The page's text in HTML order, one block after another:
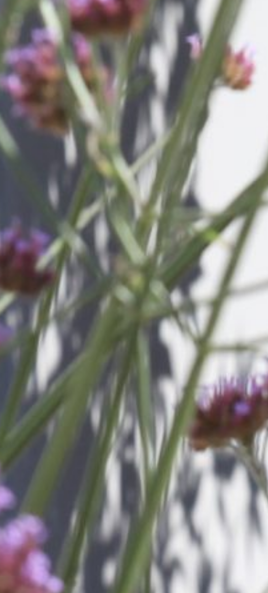
Et si vous changiez quelque chose dans votre
Vivant et changeant par nature, tout jardin ou
de vos nouvelles envies. On peut toujours,
extraordinaire, surprenant ou confortable…